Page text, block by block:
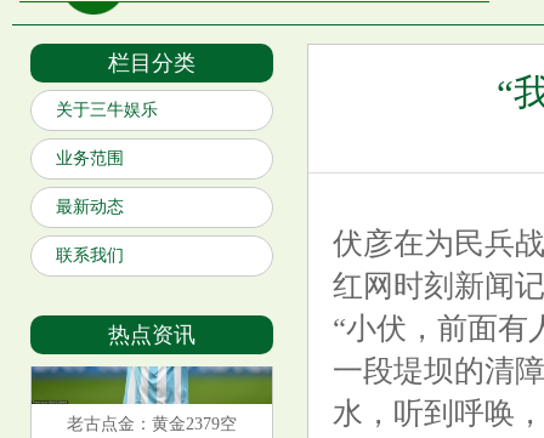
栏目分类
关于三牛娱乐
业务范围
最新动态
联系我们
热点资讯
老古点金：黄金2379空
“
伏彦在为民兵
红网时刻新闻
“小伏，前面有
一段堤坝的清
水，听到呼唤